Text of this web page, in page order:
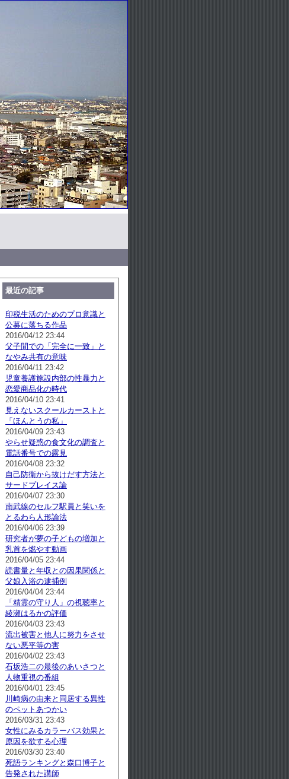
最近の記事
印税生活のためのプロ意識と
公募に落ちる作品
2016/04/12 23:44
父子間での「完全に一致」と
なやみ共有の意味
2016/04/11 23:42
児童養護施設内部の性暴力と
恋愛商品化の時代
2016/04/10 23:41
見えないスクールカーストと
「ほんとうの私」
2016/04/09 23:43
やらせ疑惑の食文化の調査と
電話番号での露見
2016/04/08 23:32
自己防衛から抜けだす方法と
サードプレイス論
2016/04/07 23:30
南武線のセルフ駅員と笑いを
とるわら人形論法
2016/04/06 23:39
研究者が夢の子どもの増加と
乳首を燃やす動画
2016/04/05 23:44
読書量と年収との因果関係と
父娘入浴の逮捕例
2016/04/04 23:44
「精霊の守り人」の視聴率と
綾瀬はるかの評価
2016/04/03 23:43
流出被害と他人に努力をさせ
ない悪平等の害
2016/04/02 23:43
石坂浩二の最後のあいさつと
人物重視の番組
2016/04/01 23:45
川崎病の由来と同居する異性
のペットあつかい
2016/03/31 23:43
女性にみるカラーバス効果と
原因を欲する心理
2016/03/30 23:40
死語ランキングと森口博子と
告発された講師